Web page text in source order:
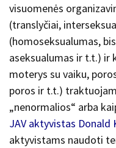
visuomenės
(translyčiai,
(homoseksualumas,
aseksualumas ir t.t.)
moterys su vaiku,
poros ir t.t.)
„nenormalios“ arba
JAV aktyvistas Donald
aktyvistams naudoti